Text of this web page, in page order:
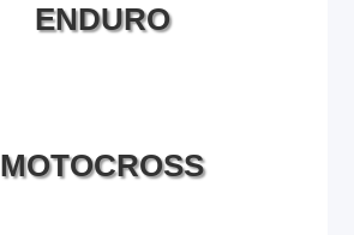
ENDURO
MOTOCROSS